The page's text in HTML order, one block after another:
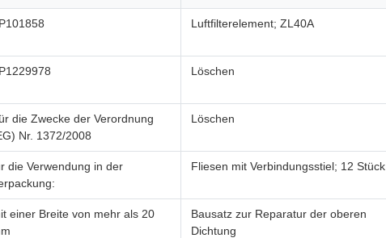
Luftfilterelement; ZL40A
Löschen
die Zwecke der Verordnung
Nr. 1372/2008
Löschen
die Verwendung in der
Fliesen mit Verbindungsstiel; 12 Stück
einer Breite von mehr als 20
Bausatz zur Reparatur der oberen
Dichtung